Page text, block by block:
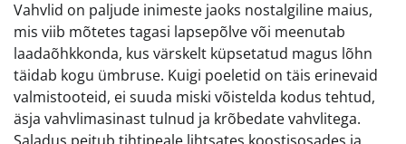
Vahvlid on paljude inimeste jaoks nostalgiline maius,
mis viib mõtetes tagasi lapsepõlve või meenutab
laadaõhkkonda, kus värskelt küpsetatud magus lõhn
täidab kogu ümbruse. Kuigi poeletid on täis erinevaid
valmistooteid, ei suuda miski võistelda kodus tehtud,
äsja vahvlimasinast tulnud ja krõbedate vahvlitega.